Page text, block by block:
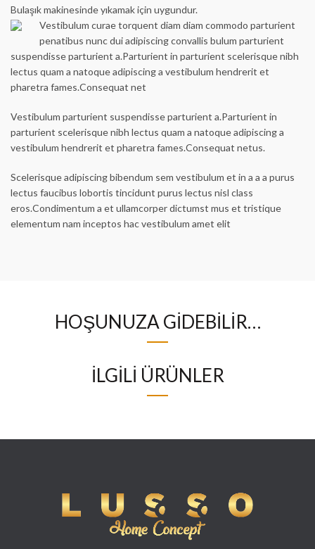
Bulaşık makinesinde yıkamak için uygundur.
Vestibulum curae torquent diam diam commodo parturient
penatibus nunc dui adipiscing convallis bulum parturient
suspendisse parturient a.Parturient in parturient scelerisque nibh
lectus quam a natoque adipiscing a vestibulum hendrerit et
pharetra fames.Consequat net
Vestibulum parturient suspendisse parturient a.Parturient in
parturient scelerisque nibh lectus quam a natoque adipiscing a
vestibulum hendrerit et pharetra fames.Consequat netus.
Scelerisque adipiscing bibendum sem vestibulum et in a a a purus
lectus faucibus lobortis tincidunt purus lectus nisl class
eros.Condimentum a et ullamcorper dictumst mus et tristique
elementum nam inceptos hac vestibulum amet elit
HOŞUNUZA GIDEBILIR…
İLGILI ÜRÜNLER